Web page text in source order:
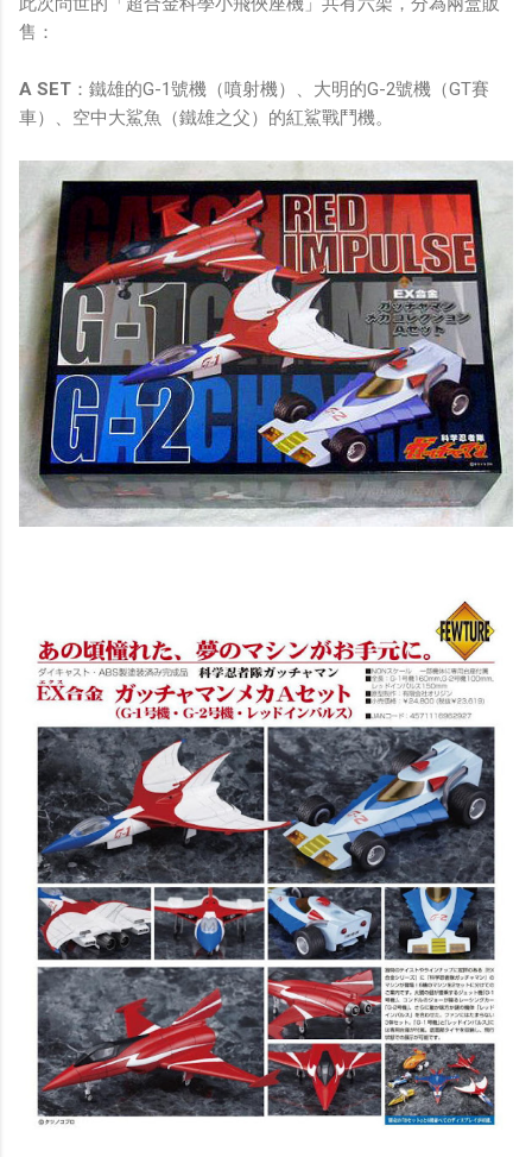
售：
A SET ：鐵雄的G-1號機（噴射機）、大明的G-2號機（GT賽
車）、空中大鯊魚（鐵雄之父）的紅鯊戰鬥機。